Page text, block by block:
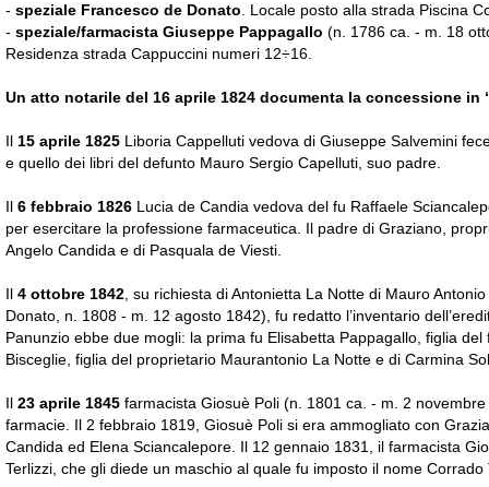
- speziale Francesco de Donato . Locale posto alla strada Piscina
- speziale/farmacista Giuseppe Pappagallo (n. 1786 ca. - m. 18
Residenza strada Cappuccini numeri 12÷16.
Un atto notarile del 16 aprile 1824 documenta la concessione
Il 15 aprile 1825 Liboria Cappelluti vedova di Giuseppe Salvemini
e quello dei libri del defunto Mauro Sergio Capelluti, suo padre.
Il 6 febbraio 1826 Lucia de Candia vedova del fu Raffaele
per esercitare la professione farmaceutica. Il padre di Graziano,
Angelo Candida e di Pasquala de Viesti.
Il 4 ottobre 1842 , su richiesta di Antonietta La Notte di Mauro
Donato, n. 1808 - m. 12 agosto 1842), fu redatto l’inventario
Panunzio ebbe due mogli: la prima fu Elisabetta Pappagallo, figlia
Bisceglie, figlia del proprietario Maurantonio La Notte e di Carmina
Il 23 aprile 1845 farmacista Giosuè Poli (n. 1801 ca. - m. 2
farmacie. Il 2 febbraio 1819, Giosuè Poli si era ammogliato con
Candida ed Elena Sciancalepore. Il 12 gennaio 1831, il farmacista
Terlizzi, che gli diede un maschio al quale fu imposto il nome